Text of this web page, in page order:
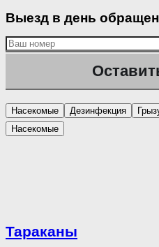
Выезд в день
Насекомые Дезинфекция
Насекомые
Тараканы